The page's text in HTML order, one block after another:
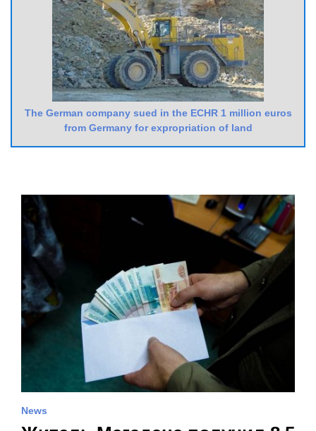
The German company sued in the ECHR 1 million euros
from Germany for expropriation of land
News